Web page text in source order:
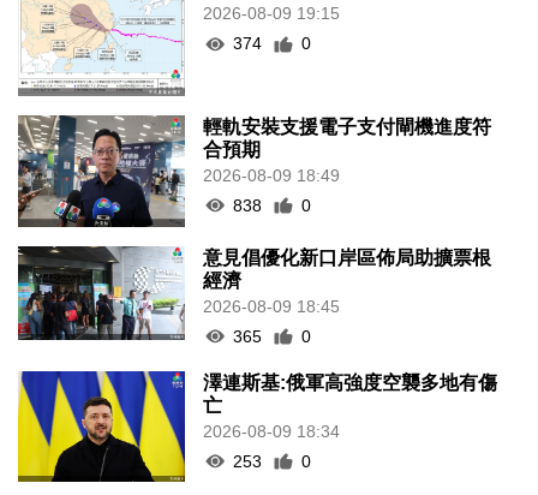
2026-08-09 19:15
374
0
輕軌安裝支援電子支付閘機進度符
合預期
2026-08-09 18:49
838
0
意見倡優化新口岸區佈局助擴票根
經濟
2026-08-09 18:45
365
0
澤連斯基:俄軍高強度空襲多地有傷
亡
2026-08-09 18:34
253
0